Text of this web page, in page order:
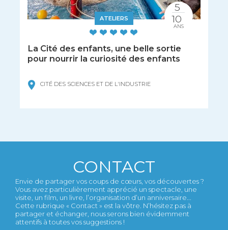
ATELIERS
La Cité des enfants, une belle sortie
pour nourrir la curiosité des enfants
CITÉ DES SCIENCES ET DE L'INDUSTRIE
5
10
ANS
CONTACT
Envie de partager vos coups de cœurs, vos découvertes ?
Vous avez particulièrement apprécié un spectacle, une
visite, un film, un livre, l’organisation d’un anniversaire...
Cette rubrique « Contact » est la vôtre. N’hésitez pas à
partager et échanger, nous serons bien évidemment
attentifs à toutes vos suggestions !